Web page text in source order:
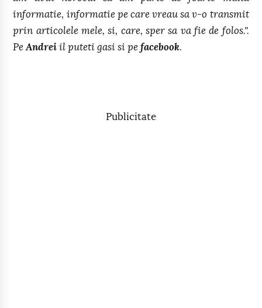
informatie, informatie pe care vreau sa v-o transmit
prin articolele mele, si, care, sper sa va fie de folos.".
PeAndrei il puteti gasi si pefacebook.
Publicitate